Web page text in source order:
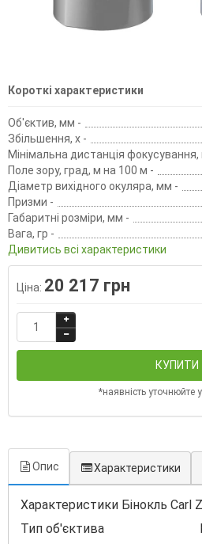
Короткі характеристики
Об'єктив, мм -
Збільшення, х -
Мінімальна дистанція фокусування,
Поле зору, град, м на 100 м -
Діаметр вихідного окуляра, мм -
Призми -
Габаритні розміри, мм -
Вага, гр -
Дивитись всі характеристики
Ціна: 20 217 грн
КУПИТИ
*наявність уточнюйте
Опис Характеристики
Характеристики Бінокль Carl
Тип об'єктива